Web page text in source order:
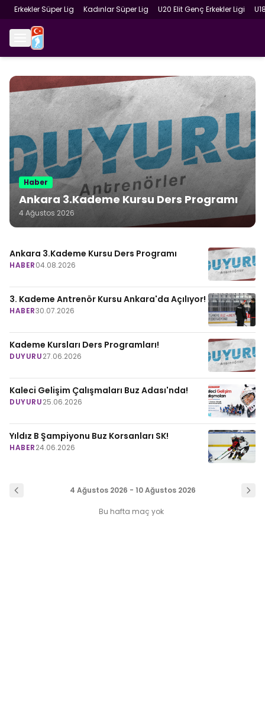
Erkekler Süper Lig Kadınlar Süper Lig U20 Elit Genç Erkekler Ligi
Haber
Ankara 3.Kademe Kursu Ders Programı
4 Ağustos 2026
Ankara 3.Kademe Kursu Ders Programı
HABER04.08.2026
3. Kademe Antrenör Kursu Ankara'da Açılıyor!
HABER30.07.2026
Kademe Kursları Ders Programları!
DUYURU27.06.2026
Kaleci Gelişim Çalışmaları Buz Adası'nda!
DUYURU25.06.2026
Yıldız B Şampiyonu Buz Korsanları SK!
HABER24.06.2026
4 Ağustos 2026 - 10 Ağustos 2026
Bu hafta maç yok